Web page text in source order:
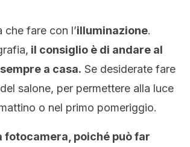
fare con l’illuminazione.
il consiglio è di andare al
a casa. Se desiderate fare
salone, per permettere alla luce
o nel primo pomeriggio.
fotocamera, poiché può far